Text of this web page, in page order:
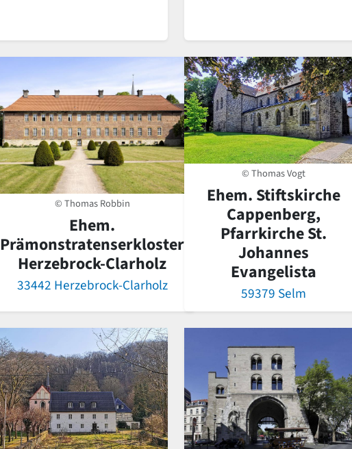
© Thomas Robbin
Ehem.
Prämonstratenserkloster
Herzebrock-Clarholz
33442 Herzebrock-Clarholz
© Thomas Vogt
Ehem. Stiftskirche
Cappenberg,
Pfarrkirche St.
Johannes
Evangelista
59379 Selm